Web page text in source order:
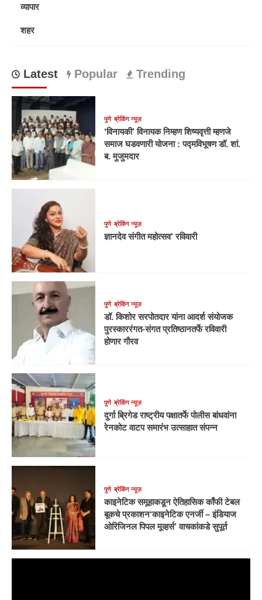
व्यापार
शहर
Latest Popular Trending
पुणे ब्रेकिंग न्यूज़
‘विनायकी’ विनायक निम्हण शिष्यवृत्ती म्हणजे
समाज घडवणारी योजना : पद्मविभूषण डॉ. शां.
ब. मुजुमदार
पुणे ब्रेकिंग न्यूज़
ज्ञानदेव संगीत महोत्सव’ रविवारी
पुणे ब्रेकिंग न्यूज़
डॉ. किशोर सरपोतदार यांना आदर्श संयोजक
पुरस्काररंगत-संगत प्रतिष्ठानतर्फे रविवारी
होणार गौरव
पुणे ब्रेकिंग न्यूज़
दुर्गा ब्रिगेड राष्ट्रीय पक्षातर्फे पोलीस बांधवांना
रेनकोट वाटप समारंभ उत्साहात संपन्न
पुणे ब्रेकिंग न्यूज़
काइनेटिक समूहाकडून ऐतिहासिक काँफी टेबल
बूकचे प्रकाशन‘काइनेटिक एनर्जी – इंडियाज
ओरिजिनल पिपल मूव्हर्स’ वाचकांकडे सुपूर्त